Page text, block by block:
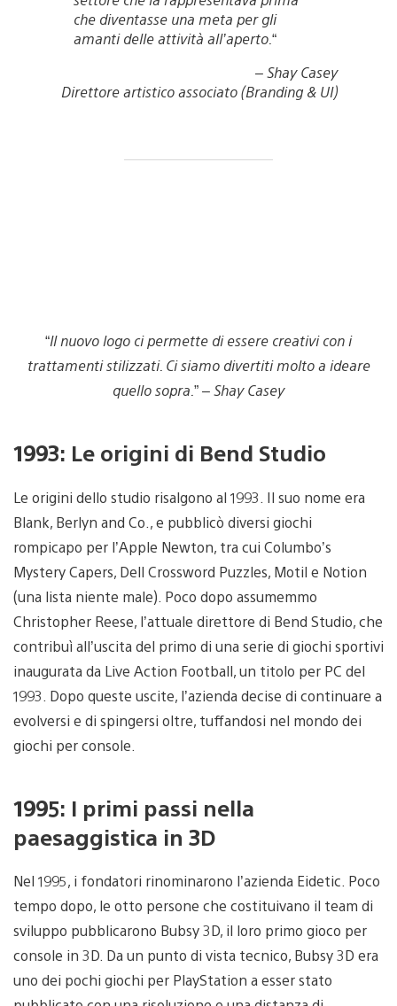
che diventasse una meta per gli
amanti delle attività all’aperto.“
– Shay Casey
Direttore artistico associato (Branding & UI)
“Il nuovo logo ci permette di essere creativi con i
trattamenti stilizzati. Ci siamo divertiti molto a ideare
quello sopra. ” –Shay Casey
1993: Le origini di Bend Studio
Le origini dello studio risalgono al 1993. Il suo nome era
Blank, Berlyn and Co., e pubblicò diversi giochi
rompicapo per l’Apple Newton, tra cui Columbo’s
Mystery Capers, Dell Crossword Puzzles, Motil e Notion
(una lista niente male). Poco dopo assumemmo
Christopher Reese, l’attuale direttore di Bend Studio, che
contribuì all’uscita del primo di una serie di giochi sportivi
inaugurata da Live Action Football, un titolo per PC del
1993. Dopo queste uscite, l’azienda decise di continuare a
evolversi e di spingersi oltre, tuffandosi nel mondo dei
giochi per console.
1995: I primi passi nella
paesaggistica in 3D
Nel 1995, i fondatori rinominarono l’azienda Eidetic. Poco
tempo dopo, le otto persone che costituivano il team di
sviluppo pubblicarono Bubsy 3D, il loro primo gioco per
console in 3D. Da un punto di vista tecnico, Bubsy 3D era
uno dei pochi giochi per PlayStation a esser stato